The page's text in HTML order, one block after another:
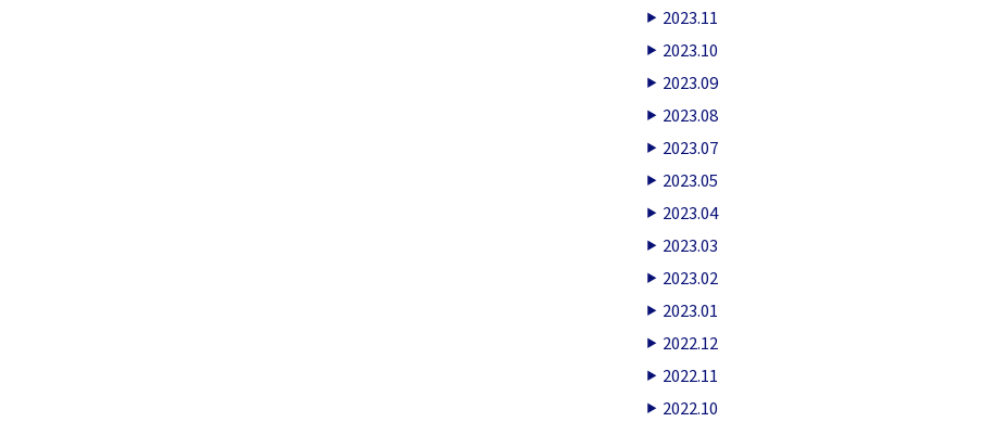
2023.11
2023.10
2023.09
2023.08
2023.07
2023.05
2023.04
2023.03
2023.02
2023.01
2022.12
2022.11
2022.10